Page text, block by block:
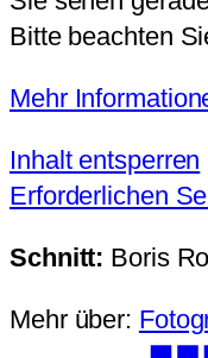
Bitte beachten
Mehr
Inhalt entsperren
Erforderlichen
Schnitt: Boris
Mehr über: